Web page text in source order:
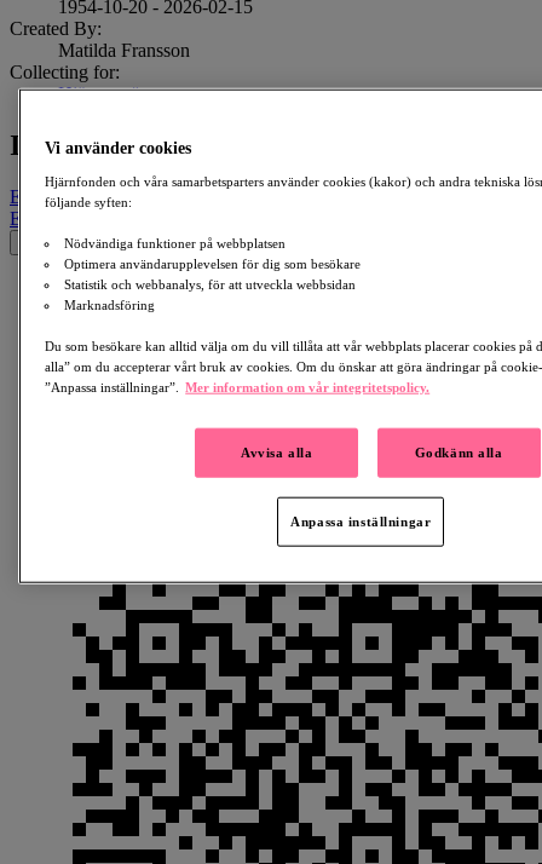
1954-10-20 - 2026-02-15
Created By:
Matilda Fransson
Collecting for:
Hjärntumör
In Memory Of Stefan Fransson
Email Facebook
Email
Vi använder cookies
Hjärnfonden och våra samarbetsparters använder cookies (kakor) och andra tekniska
följande syften:
Nödvändiga funktioner på webbplatsen
Optimera användarupplevelsen för dig som besökare
Statistik och webbanalys, för att utveckla webbsidan
Marknadsföring
Du som besökare kan alltid välja om du vill tillåta att vår webbplats placerar cookies på
alla” om du accepterar vårt bruk av cookies. Om du önskar att göra ändringar på
”Anpassa inställningar”.
Mer information om vår integritetspolicy.
Avvisa alla Godkänn alla
Anpassa inställningar